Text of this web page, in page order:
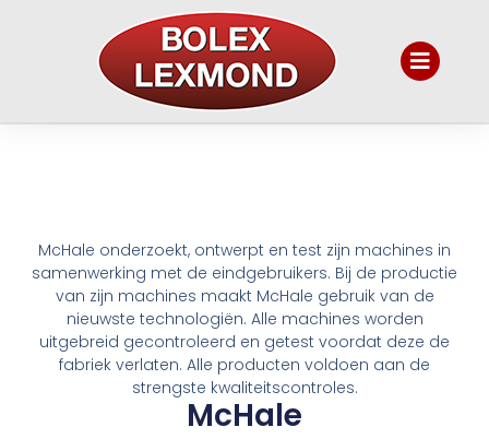
McHale
McHale onderzoekt, ontwerpt en test zijn machines in
samenwerking met de eindgebruikers. Bij de productie
van zijn machines maakt McHale gebruik van de
nieuwste technologiën. Alle machines worden
uitgebreid gecontroleerd en getest voordat deze de
fabriek verlaten. Alle producten voldoen aan de
strengste kwaliteitscontroles.